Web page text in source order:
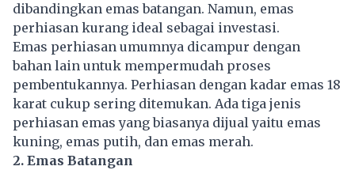
dibandingkan emas batangan. Namun, emas
perhiasan kurang ideal sebagai investasi.
Emas perhiasan umumnya dicampur dengan
bahan lain untuk mempermudah proses
pembentukannya. Perhiasan dengan kadar emas 18
karat cukup sering ditemukan. Ada tiga jenis
perhiasan emas yang biasanya dijual yaitu emas
kuning, emas putih, dan emas merah.
2. Emas Batangan